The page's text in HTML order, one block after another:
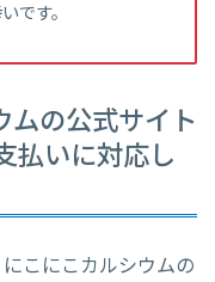
です。
ムの公式サイト
払いに対応し
こにこカルシウムの